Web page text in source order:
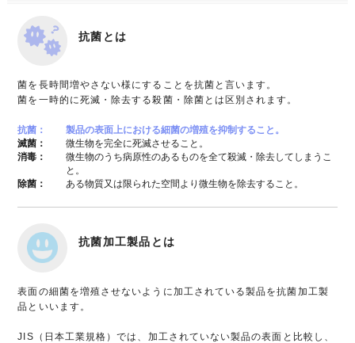
抗菌とは
菌を長時間増やさない様にすることを抗菌と言います。
菌を一時的に死滅・除去する殺菌・除菌とは区別されます。
抗菌：
製品の表面上における細菌の増殖を抑制すること。
滅菌：
微生物を完全に死滅させること。
消毒：
微生物のうち病原性のあるものを全て殺滅・除去してしまうこ
と。
除菌：
ある物質又は限られた空間より微生物を除去すること。
抗菌加工製品とは
表面の細菌を増殖させないように加工されている製品を抗菌加工製
品といいます。
JIS（日本工業規格）では、加工されていない製品の表面と比較し、